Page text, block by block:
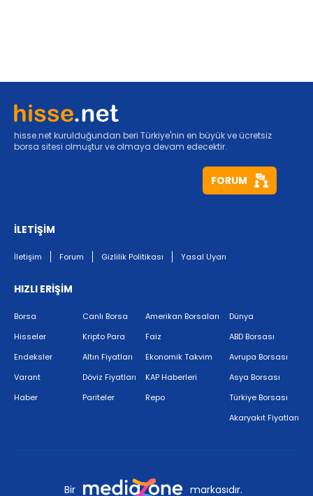
hisse.net kurulduğundan beri Türkiye'nin en büyük ve ücretsiz
borsa sitesi olmuştur ve olmaya devam edecektir.
FORUM
İLETİŞİM
İletişim Forum Gizlilik Politikası Yasal Uyarı
HIZLI ERİŞİM
Borsa
Hisseler
Endeksler
Varant
Haber
Canlı Borsa
Kripto Para
Altın Fiyatları
Döviz Fiyatları
Pariteler
Amerikan Borsaları
Faiz
Ekonomik Takvim
KAP Haberleri
Repo
Dünya
ABD Borsası
Avrupa Borsası
Asya Borsası
Türkiye Borsası
Akaryakıt Fiyatları
Bir markasıdır.